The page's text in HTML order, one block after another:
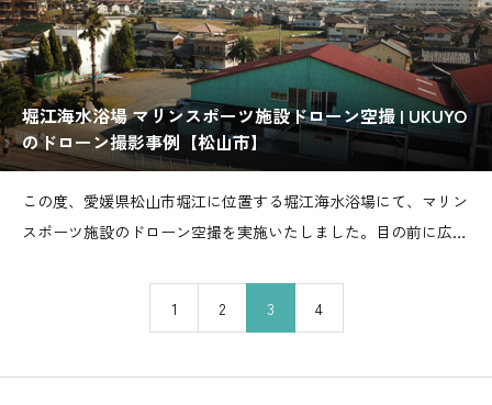
堀江海水浴場 マリンスポーツ施設ドローン空撮 | UKUYO
のドローン撮影事例【松山市】
この度、愛媛県松山市堀江に位置する堀江海水浴場にて、マリン
スポーツ施設のドローン空撮を実施いたしました。目の前に広が
1 2 3 4